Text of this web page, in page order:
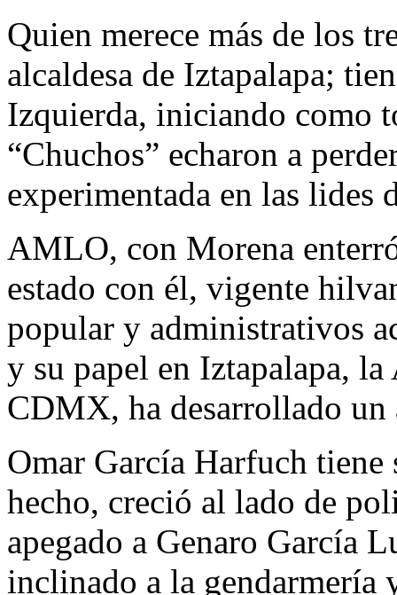
Quien merece más de los
alcaldesa de Iztapalapa;
Izquierda, iniciando como
“Chuchos” echaron a
experimentada en las lides
AMLO, con Morena
estado con él, vigente
popular y administrativos
y su papel en Iztapalapa,
CDMX, ha desarrollado un
Omar García Harfuch
hecho, creció al lado de
apegado a Genaro García
inclinado a la gendarmería